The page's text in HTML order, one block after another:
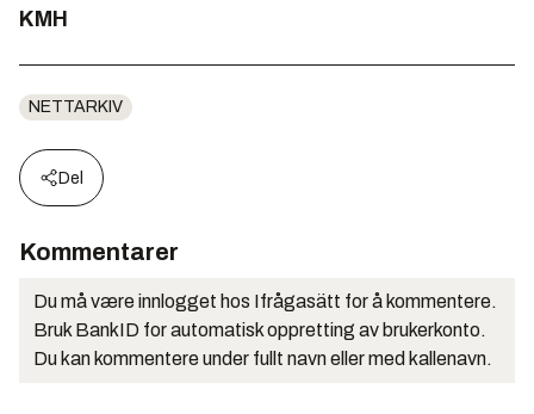
KMH
NETTARKIV
Del
Kommentarer
Du må være innlogget hos Ifrågasätt for å kommentere.
Bruk BankID for automatisk oppretting av brukerkonto.
Du kan kommentere under fullt navn eller med kallenavn.